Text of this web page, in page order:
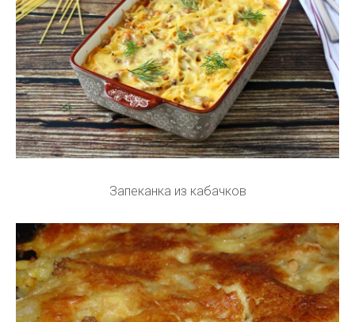
Запеканка из кабачков